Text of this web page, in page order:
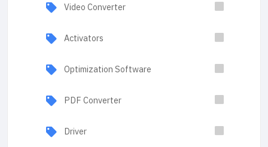
Video Converter
Activators
Optimization Software
PDF Converter
Driver